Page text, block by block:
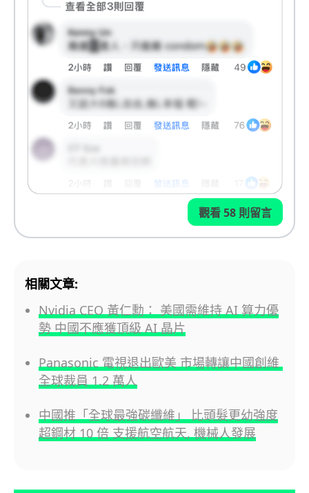
觀看 58 則留言
相關文章:
Nvidia CEO 黃仁勳： 美國需維持 AI 算力優
勢 中國不應獲頂級 AI 晶片
Panasonic 電視退出歐美 市場轉讓中國創維
全球裁員 1.2 萬人
中國推「全球最強碳纖維」 比頭髮更幼強度
超鋼材 10 倍 支援航空航天, 機械人發展